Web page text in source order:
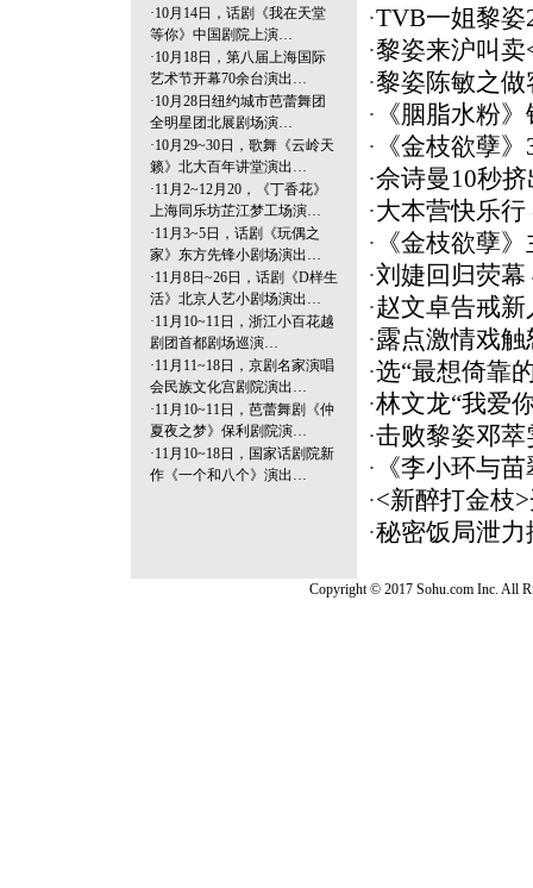
·10月14日，话剧《我在天堂
等你》中国剧院上演…
·10月18日，第八届上海国际
艺术节开幕70余台演出…
·10月28日纽约城市芭蕾舞团
全明星团北展剧场演…
·10月29~30日，歌舞《云岭天
籁》北大百年讲堂演出…
·11月2~12月20，《丁香花》
上海同乐坊芷江梦工场演…
·11月3~5日，话剧《玩偶之
家》东方先锋小剧场演出…
·11月8日~26日，话剧《D样生
活》北京人艺小剧场演出…
·11月10~11日，浙江小百花越
剧团首都剧场巡演…
·11月11~18日，京剧名家演唱
会民族文化宫剧院演出…
·11月10~11日，芭蕾舞剧《仲
夏夜之梦》保利剧院演…
·11月10~18日，国家话剧院新
作《一个和八个》演出…
·TVB一姐黎姿
·黎姿来沪叫
·黎姿陈敏之
· 《胭脂水粉
· 《金枝欲孽
·佘诗曼10秒
·大本营快乐
· 《金枝欲孽
·刘婕回归荧
·赵文卓告戒
·露点激情戏
·选“最想倚靠
·林文龙“我爱
·击败黎姿邓
· 《李小环与
·<新醉打金枝
·秘密饭局泄
Copyright © 2017 Sohu.com Inc. All